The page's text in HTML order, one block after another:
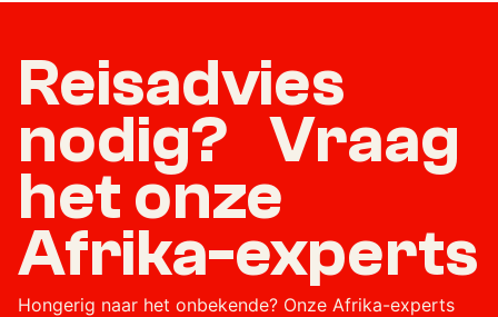
Reisadvies
nodig? Vraag
het onze
Afrika-experts
Hongerig naar het onbekende? Onze Afrika-experts